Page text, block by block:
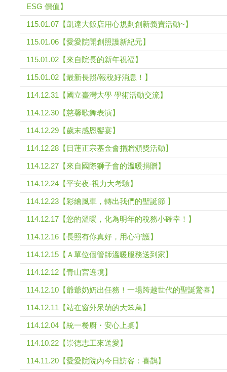
ESG 價值】
115.01.07【凱達大飯店用心規劃創新義賣活動~】
115.01.06【愛愛院開創照護新紀元】
115.01.02【來自院長的新年祝福】
115.01.02【最新長照/報稅好消息！】
114.12.31【國立臺灣大學 學術活動交流】
114.12.30【慈馨歌舞表演】
114.12.29【歲末感恩饗宴】
114.12.28【日蓮正宗基金會捐贈頒獎活動】
114.12.27【來自國際獅子會的溫暖捐贈】
114.12.24【平安夜-視力大考驗】
114.12.23【彩繪風車，轉出我們的聖誕節 】
114.12.17【您的溫暖，化為明年的稅務小確幸！】
114.12.16【長照有你真好，用心守護】
114.12.15【Ａ單位個管師溫暖服務送到家】
114.12.12【青山宮遶境】
114.12.10【爺爺奶奶出任務！一場跨越世代的聖誕驚喜】
114.12.11【站在窗外呆萌的大笨鳥】
114.12.04【統一餐廚・安心上桌】
114.10.22【崇德志工來送愛】
114.11.20【愛愛院院內今日訪客：喜鵲】